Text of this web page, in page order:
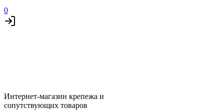
0
Интернет-магазин крепежа и
сопутствующих товаров